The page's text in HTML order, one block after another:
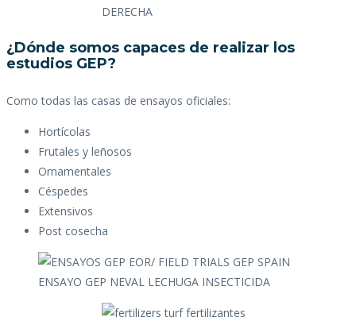
DERECHA
¿Dónde somos capaces de realizar los
estudios GEP?
Como todas las casas de ensayos oficiales:
Hortícolas
Frutales y leñosos
Ornamentales
Céspedes
Extensivos
Post cosecha
ENSAYO GEP NEVAL LECHUGA INSECTICIDA